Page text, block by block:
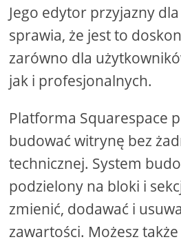
Jego edytor przyjazny
sprawia, że ​​jest to
zarówno dla
jak i profesjonalnych.
Platforma Squarespace
budować witrynę bez
technicznej. System
podzielony na bloki i
zmienić, dodawać i
zawartości. Możesz